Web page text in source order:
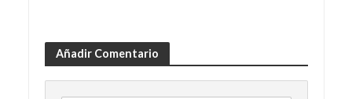
Añadir Comentario